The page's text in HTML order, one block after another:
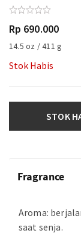
Rp 690.000
14.5 oz / 411 g
Stok Habis
STOK
Fragrance
Aroma:
saat senja.